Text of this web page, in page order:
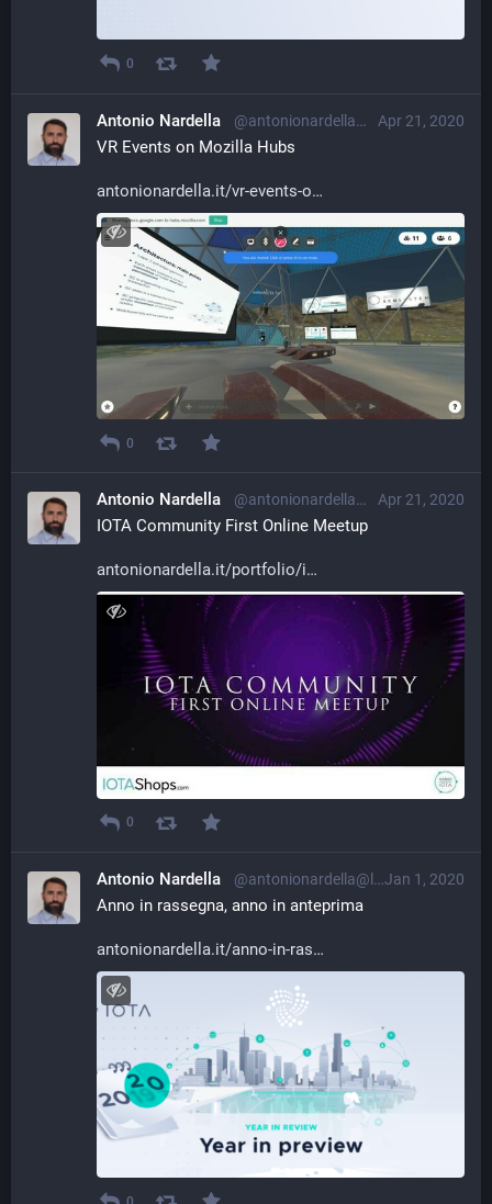
0
Apr 21, 2020
Antonio Nardella @antonionardella@librem.one
VR Events on Mozilla Hubs
antonionardella.it/vr-events-o
0
Apr 21, 2020
Antonio Nardella @antonionardella@librem.one
IOTA Community First Online Meetup
antonionardella.it/portfolio/i
0
Jan 1, 2020
Antonio Nardella @antonionardella@librem.one
Anno in rassegna, anno in anteprima
antonionardella.it/anno-in-ras